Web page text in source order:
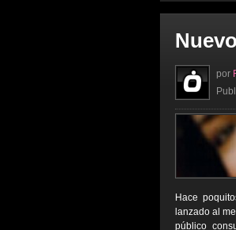
por
Hace
lanzado al
público